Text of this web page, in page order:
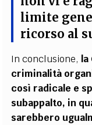
limite
ricorso al
In conclusione, la
criminalità
così radicale e
subappalto, in
sarebbero